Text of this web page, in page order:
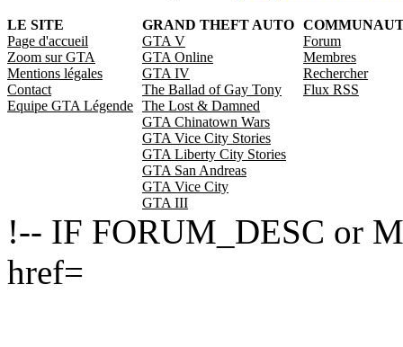
LE SITE
Page d'accueil
Zoom sur GTA
Mentions légales
Contact
Equipe GTA Légende
GRAND THEFT AUTO
GTA V
GTA Online
GTA IV
The Ballad of Gay Tony
The Lost & Damned
GTA Chinatown Wars
GTA Vice City Stories
GTA Liberty City Stories
GTA San Andreas
GTA Vice City
GTA III
Forum
Membres
Rechercher
Flux RSS
!-- IF FORUM_DESC or
href=